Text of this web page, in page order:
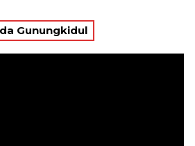
Gunungkidul